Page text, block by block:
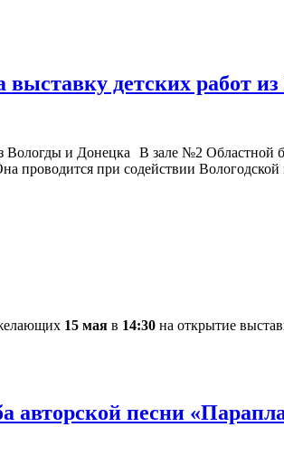
выставку детских работ
В зале №2 Областной
проводится при содействии
15 мая в 14:30 на открытие
авторской песни